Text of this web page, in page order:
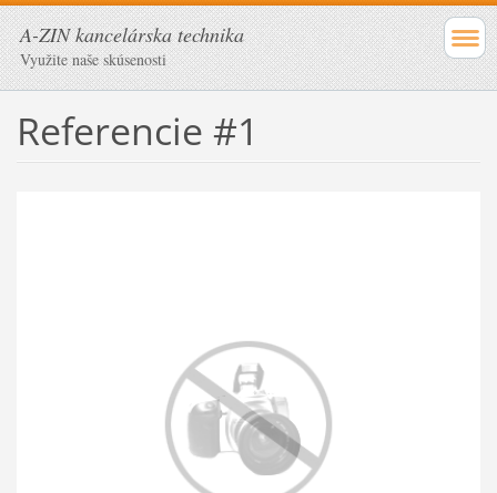
A-ZIN kancelárska technika
Využite naše skúsenosti
Referencie #1